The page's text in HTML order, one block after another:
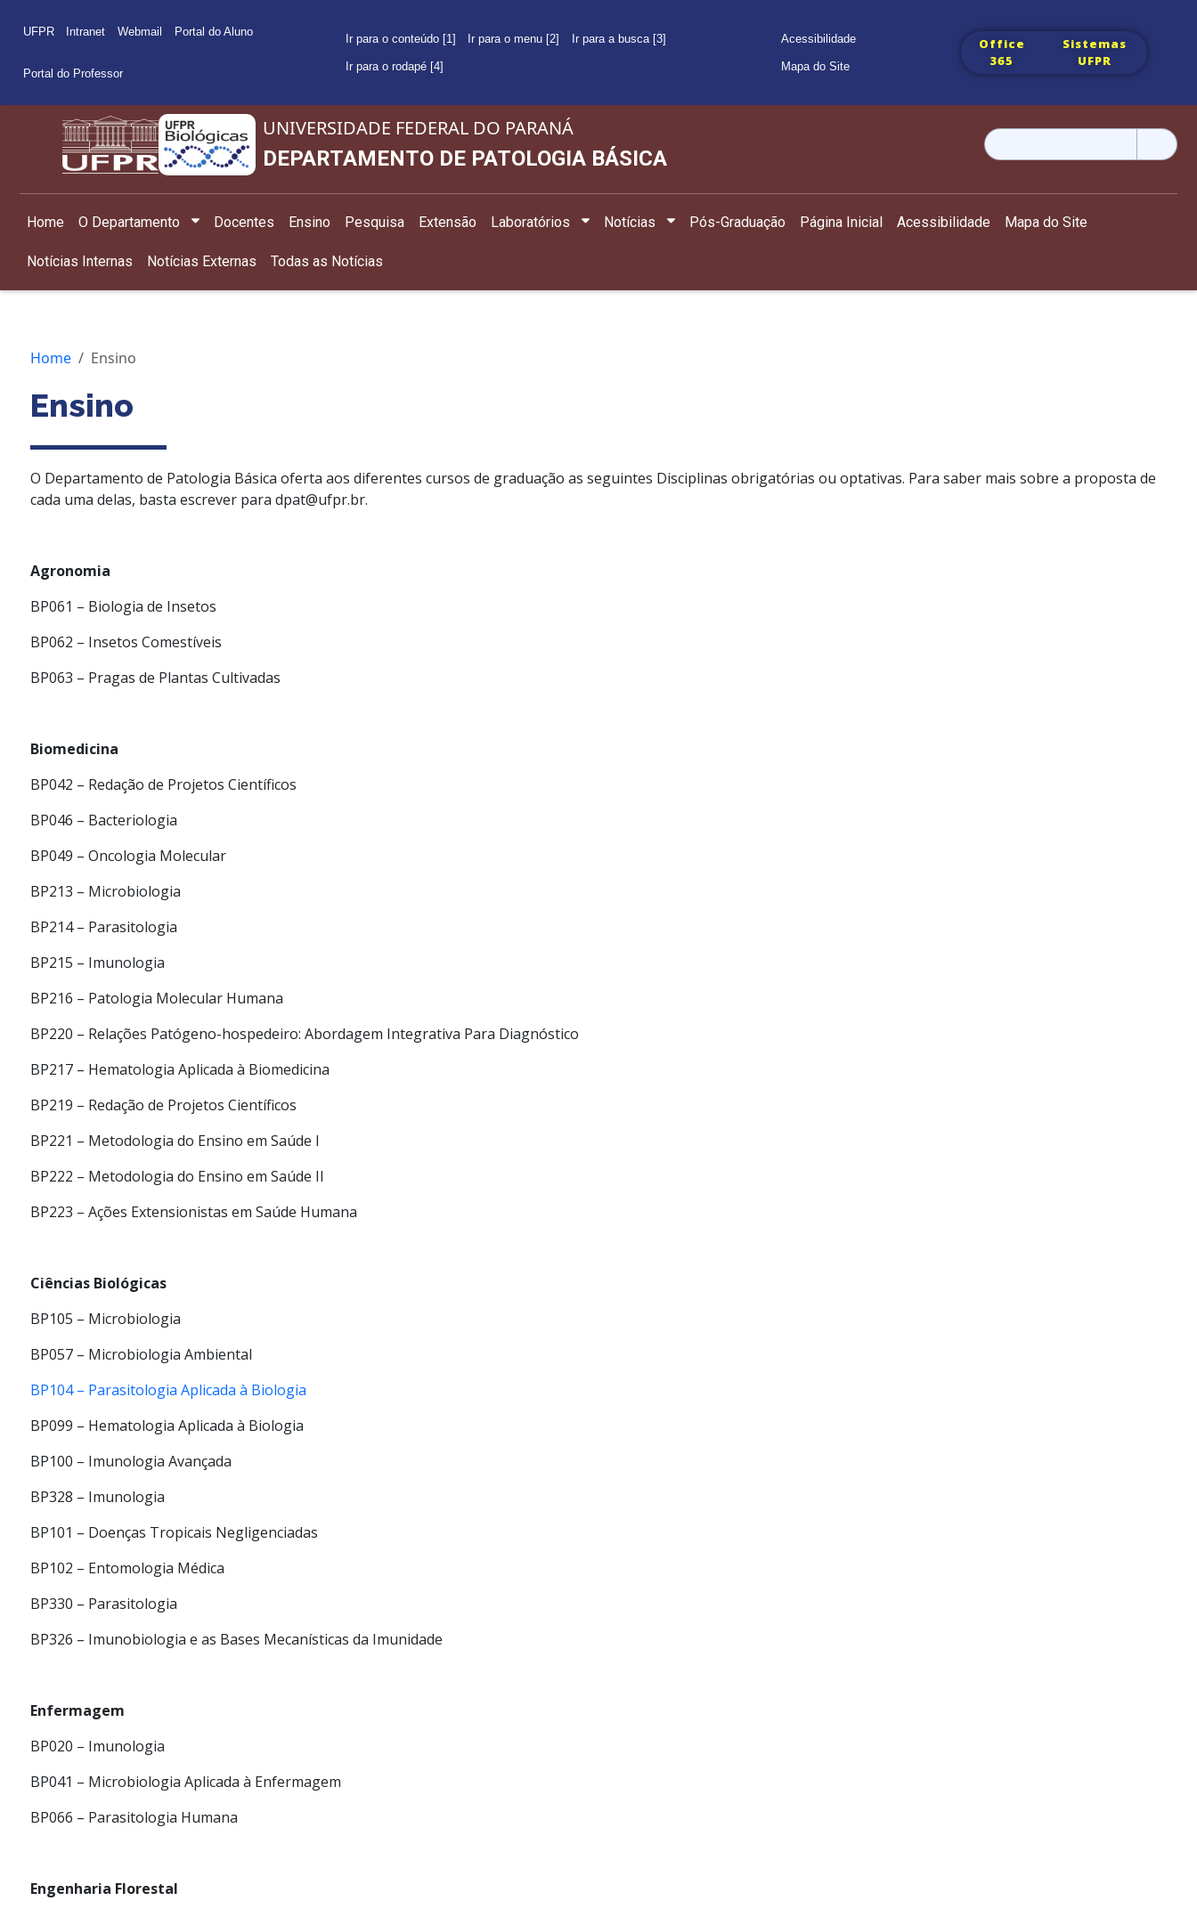
UFPR Intranet Webmail Portal do Aluno
Portal do Professor
Ir para o conteúdo [1] Ir para o menu [2] Ir para a busca [3]
Ir para o rodapé [4]
Acessibilidade
Mapa do Site
Office
365
Sistemas
UFPR
UNIVERSIDADE FEDERAL DO PARANÁ
DEPARTAMENTO DE PATOLOGIA BÁSICA
Pesquisar
por:
Home O Departamento Docentes Ensino Pesquisa Extensão Laboratórios Notícias Pós-Graduação Página Inicial Acessibilidade Mapa do Site
Notícias Internas Notícias Externas Todas as Notícias
Home Ensino
Ensino
O Departamento de Patologia Básica oferta aos diferentes cursos de graduação as seguintes Disciplinas obrigatórias ou optativas. Para saber mais sobre a proposta de
cada uma delas, basta escrever para dpat@ufpr.br.
Agronomia
BP061 – Biologia de Insetos
BP062 – Insetos Comestíveis
BP063 – Pragas de Plantas Cultivadas
Biomedicina
BP042 – Redação de Projetos Científicos
BP046 – Bacteriologia
BP049 – Oncologia Molecular
BP213 – Microbiologia
BP214 – Parasitologia
BP215 – Imunologia
BP216 – Patologia Molecular Humana
BP220 – Relações Patógeno-hospedeiro: Abordagem Integrativa Para Diagnóstico
BP217 – Hematologia Aplicada à Biomedicina
BP219 – Redação de Projetos Científicos
BP221 – Metodologia do Ensino em Saúde I
BP222 – Metodologia do Ensino em Saúde II
BP223 – Ações Extensionistas em Saúde Humana
Ciências Biológicas
BP105 – Microbiologia
BP057 – Microbiologia Ambiental
BP104 – Parasitologia Aplicada à Biologia
BP099 – Hematologia Aplicada à Biologia
BP100 – Imunologia Avançada
BP328 – Imunologia
BP101 – Doenças Tropicais Negligenciadas
BP102 – Entomologia Médica
BP330 – Parasitologia
BP326 – Imunobiologia e as Bases Mecanísticas da Imunidade
Enfermagem
BP020 – Imunologia
BP041 – Microbiologia Aplicada à Enfermagem
BP066 – Parasitologia Humana
Engenharia Florestal